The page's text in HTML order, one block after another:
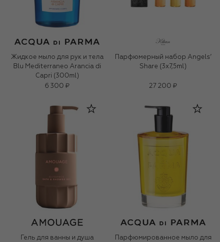
Жидкое мыло для рук и тела
Blu Mediterraneo Arancia di
Capri (300ml)
6 300 ₽
Парфюмерный набор Angels’
Share (3x7,5ml)
27 200 ₽
Гель для ванны и душа
Парфюмированное мыло для